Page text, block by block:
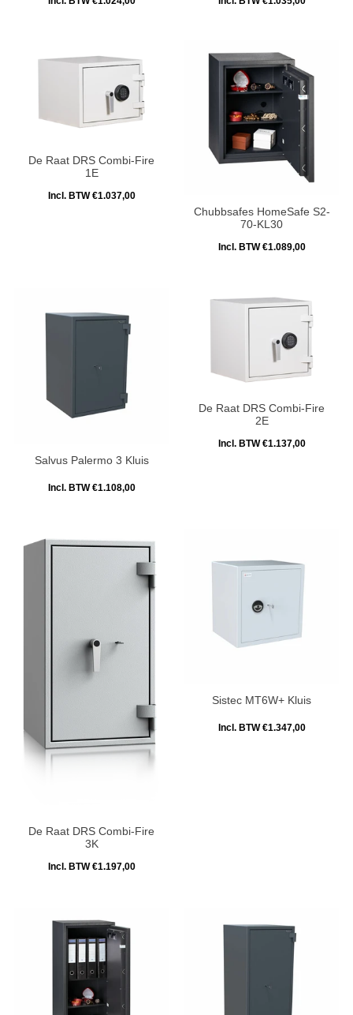
De Raat DRS Combi-Fire
1E
Incl. BTW €1.037,00
Chubbsafes HomeSafe S2-
70-KL30
Incl. BTW €1.089,00
Salvus Palermo 3 Kluis
Incl. BTW €1.108,00
De Raat DRS Combi-Fire
2E
Incl. BTW €1.137,00
De Raat DRS Combi-Fire
3K
Incl. BTW €1.197,00
Sistec MT6W+ Kluis
Incl. BTW €1.347,00